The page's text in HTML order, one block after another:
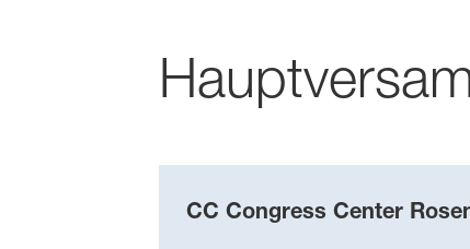
CC Congress Center